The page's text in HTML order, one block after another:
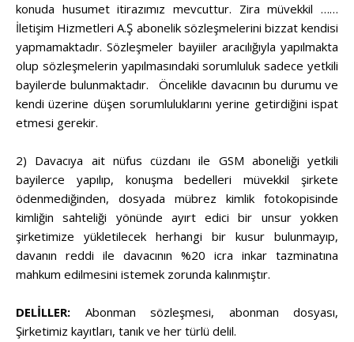
konuda husumet itirazımız mevcuttur. Zira müvekkil ……
İletişim Hizmetleri A.Ş abonelik sözleşmelerini bizzat kendisi
yapmamaktadır. Sözleşmeler bayiiler aracılığıyla yapılmakta
olup sözleşmelerin yapılmasındaki sorumluluk sadece yetkili
bayilerde bulunmaktadır. Öncelikle davacının bu durumu ve
kendi üzerine düşen sorumluluklarını yerine getirdiğini ispat
etmesi gerekir.
2) Davacıya ait nüfus cüzdanı ile GSM aboneliği yetkili
bayilerce yapılıp, konuşma bedelleri müvekkil şirkete
ödenmediğinden, dosyada mübrez kimlik fotokopisinde
kimliğin sahteliği yönünde ayırt edici bir unsur yokken
şirketimize yükletilecek herhangi bir kusur bulunmayıp,
davanın reddi ile davacının %20 icra inkar tazminatına
mahkum edilmesini istemek zorunda kalınmıştır.
DELİLLER: Abonman sözleşmesi, abonman dosyası,
Şirketimiz kayıtları, tanık ve her türlü delil.